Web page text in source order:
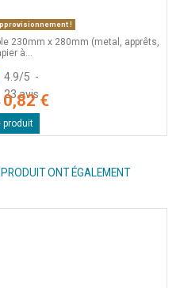
!
230mm x 280mm (metal, apprêts,
à...
4.9/5 -
23avis
0,82 €
produit
ONT ÉGALEMENT